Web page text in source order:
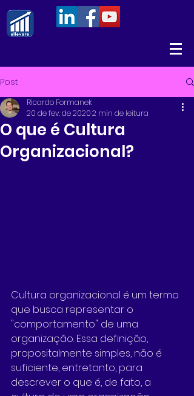
Post
O que é Cultura
Organizacional?
Ricardo Formanek
20 de fev. de 20202 min de leitura
Cultura organizacional é um termo
que busca representar o
"comportamento" de uma
organização. Essa definição,
propositalmente simples, não é
suficiente, entretanto, para
descrever o que é, de fato, a